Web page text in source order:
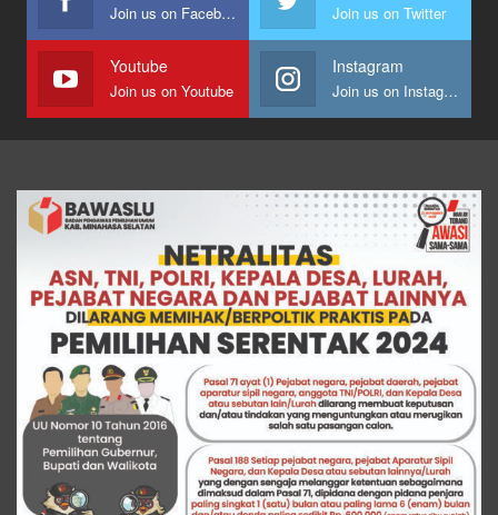
Join us on Facebook Join us on Twitter
Youtube
Join us on Youtube
Instagram
Join us on Instagram